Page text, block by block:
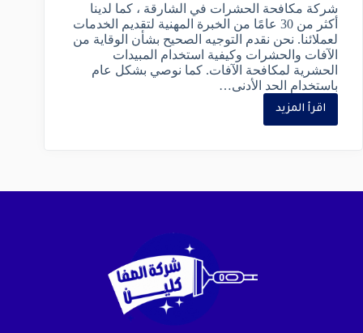
شركة مكافحة الحشرات في الشارقة ، كما لدينا
أكثر من 30 عامًا من الخبرة المهنية لتقديم الخدمات
لعملائنا. نحن نقدم التوجيه الصحيح بشأن الوقاية من
الآفات والحشرات وكيفية استخدام المبيدات
الحشرية لمكافحة الآفات. كما نوصي بشكل عام
باستخدام الحد الأدنى…
اقرأ المزيد